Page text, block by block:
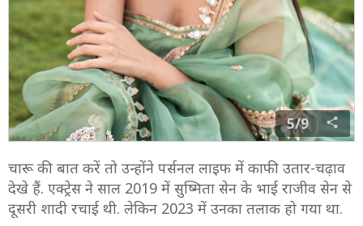
5/9
चारू की बात करें तो उन्होंने पर्सनल लाइफ में काफी उतार-चढ़ाव
देखे हैं. एक्ट्रेस ने साल 2019 में सुष्मिता सेन के भाई राजीव सेन से
दूसरी शादी रचाई थी. लेकिन 2023 में उनका तलाक हो गया था.